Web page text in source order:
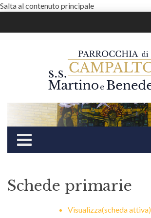
Salta al contenuto principale
Schede primarie
Visualizza(scheda attiva)